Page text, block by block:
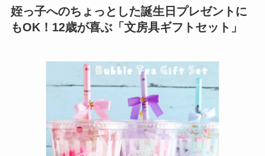
姪っ子へのちょっとした誕生日プレゼントに
もOK！12歳が喜ぶ「文房具ギフトセット」